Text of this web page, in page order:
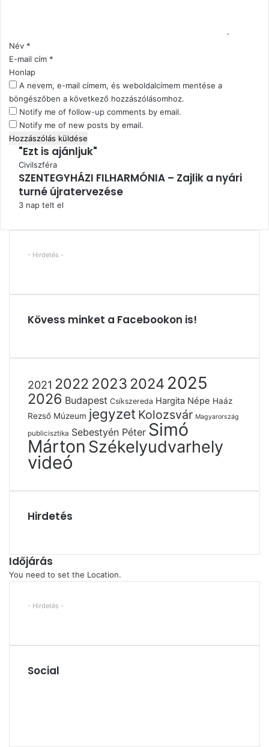
l
á
s
*
Név *
E-mail cím *
Honlap
A nevem, e-mail címem, és weboldalcímem mentése a
böngészőben a következő hozzászólásomhoz.
Notify me of follow-up comments by email.
Notify me of new posts by email.
"Ezt is ajánljuk"
Bezárás
Civilszféra
SZENTEGYHÁZI FILHARMÓNIA – Zajlik a nyári
turné újratervezése
3 nap telt el
- Hirdetés -
Kövess minket a Facebookon is!
2021 2022 2023 2024 2025
2026 Budapest Csíkszereda Hargita Népe Haáz
Rezső Múzeum jegyzet Kolozsvár Magyarország
publicisztika Sebestyén Péter Simó
Márton Székelyudvarhely
videó
Hirdetés
Időjárás
You need to set the Location.
- Hirdetés -
Social